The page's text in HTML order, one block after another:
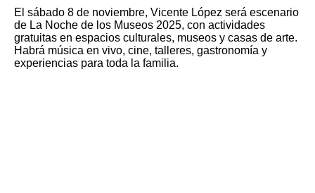
El sábado 8 de noviembre, Vicente López será escenario
de La Noche de los Museos 2025, con actividades
gratuitas en espacios culturales, museos y casas de arte.
Habrá música en vivo, cine, talleres, gastronomía y
experiencias para toda la familia.